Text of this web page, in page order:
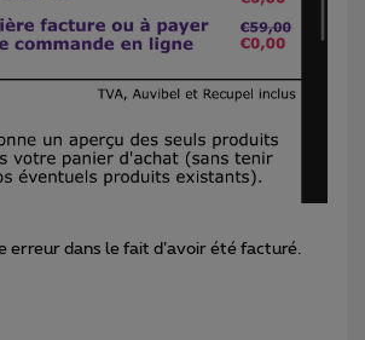
erreur dans le fait d’avoir été facturé.